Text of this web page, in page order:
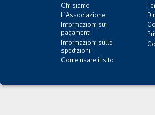
Chi siamo
L'Associazione
Informazioni sui
pagamenti
Informazioni sulle
spedizioni
Come usare il sito